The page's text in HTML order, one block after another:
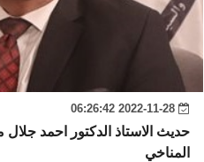
حديث الاستاذ الدكتور احمد جلال
المناخي